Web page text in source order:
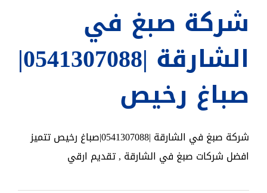
شركة صبغ في
الشارقة |0541307088|
صباغ رخيص
شركة صبغ في الشارقة |0541307088|صباغ رخيص تتميز
افضل شركات صبغ في الشارقة , تقديم ارقي